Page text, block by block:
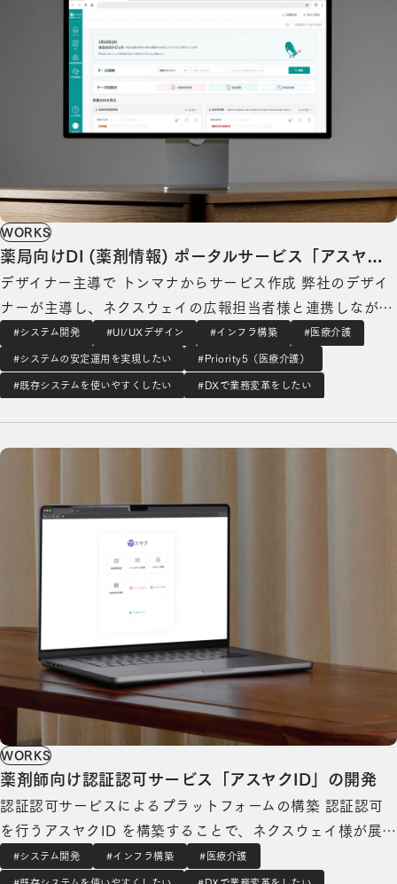
WORKS
薬局向けDI (薬剤情報) ポータルサービス「アスヤク
薬局ポータル」の開発
デザイナー主導で トンマナからサービス作成 弊社のデザイ
ナーが主導し、ネクスウェイの広報担当者様と連携しながら
薬剤師向けサービスのデザインを作成しました。サービスの
トンマナの作成から弊社デザイナーが担当しており、既存の
アスヤクシリーズ（アスヤクLIFE・研修 等）のサービスと
#システム開発 #UI/UXデザイン #インフラ構築 #医療介護
#システムの安定運用を実現したい #Priority5（医療介護）
#既存システムを使いやすくしたい #DXで業務変革をしたい
WORKS
薬剤師向け認証認可サービス「アスヤクID」の開発
認証認可サービスによるプラットフォームの構築 認証認可
を行うアスヤクID を構築することで、ネクスウェイ様が展
開するアスヤクシリーズの各サービスを薬剤師が利用する際
に、アスヤクID の一つのアカウントで全てのサービスを利
#システム開発 #インフラ構築 #医療介護